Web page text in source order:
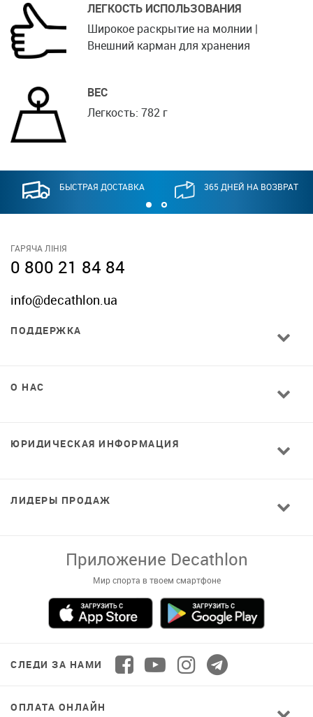
ЛЕГКОСТЬ ИСПОЛЬЗОВАНИЯ
Широкое раскрытие на молнии |
Внешний карман для хранения
ВЕС
Легкость: 782 г
БЫСТРАЯ ДОСТАВКА 365 ДНЕЙ НА ВОЗВРАТ
ГАРЯЧА ЛІНІЯ
0 800 21 84 84
info@decathlon.ua
ПОДДЕРЖКА
О НАС
ЮРИДИЧЕСКАЯ ИНФОРМАЦИЯ
ЛИДЕРЫ ПРОДАЖ
Завантажуй додаток!
Комфортні покупки, ексклюзивні
пропозиції і зручний каталог в твоєму телефоні